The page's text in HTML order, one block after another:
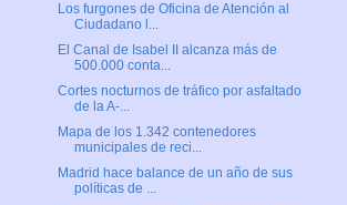
Los furgones de Oficina de Atención al
Ciudadano l...
El Canal de Isabel II alcanza más de
500.000 conta...
Cortes nocturnos de tráfico por asfaltado
de la A-...
Mapa de los 1.342 contenedores
municipales de reci...
Madrid hace balance de un año de sus
políticas de ...